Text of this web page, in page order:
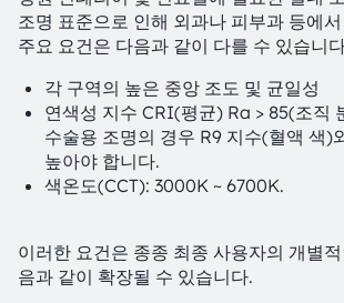
조명 표준으로 인해 외과나 피부과 등에
주요 요건은 다음과 같이 다를 수 있습니
각 구역의 높은 중앙 조도 및 균일성
연색성 지수 CRI(평균) Ra > 85(조직
수술용 조명의 경우 R9 지수(혈액 색)
높아야 합니다.
색온도(CCT): 3000K ~ 6700K.
이러한 요건은 종종 최종 사용자의 개별
음과 같이 확장될 수 있습니다.